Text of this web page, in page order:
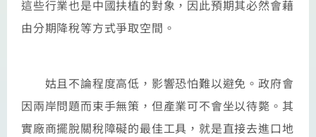
這些行業也是中國扶植的對象，因此預期其必然會藉
由分期降稅等方式爭取空間。
姑且不論程度高低，影響恐怕難以避免。政府會
因兩岸問題而束手無策，但產業可不會坐以待斃。其
實廠商擺脫關稅障礙的最佳工具，就是直接去進口地